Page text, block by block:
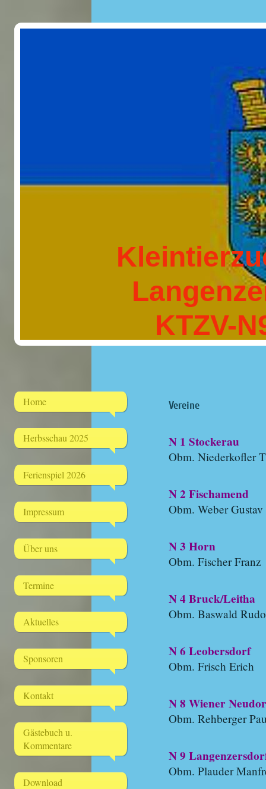
KTZV-
Home
Herbsschau 2025
Ferienspiel 2026
Impressum
Über uns
Termine
Aktuelles
Sponsoren
Kontakt
Gästebuch u.
Kommentare
Download
Vereine
N 1 Stockerau
Obm. Niederkofler
N 2 Fischamend
Obm. Weber Gustav
N 3 Horn
Obm. Fischer Franz
N 4 Bruck/Leitha
Obm. Baswald
N 6 Leobersdorf
Obm. Frisch Erich
N 8 Wiener
Obm. Rehberger
N 9
Obm. Plauder